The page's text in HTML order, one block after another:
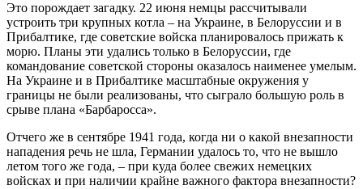
Это порождает загадку. 22 июня немцы рассчитывали
устроить три крупных котла – на Украине, в Белоруссии и в
Прибалтике, где советские войска планировалось прижать к
морю. Планы эти удались только в Белоруссии, где
командование советской стороны оказалось наименее умелым.
На Украине и в Прибалтике масштабные окружения у
границы не были реализованы, что сыграло большую роль в
срыве плана «Барбаросса».
Отчего же в сентябре 1941 года, когда ни о какой внезапности
нападения речь не шла, Германии удалось то, что не вышло
летом того же года, – при куда более свежих немецких
войсках и при наличии крайне важного фактора внезапности?